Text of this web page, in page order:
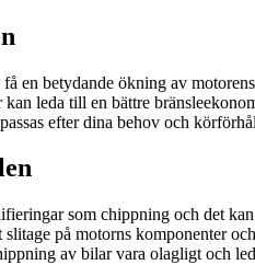
en betydande ökning av
leda till en bättre
efter dina behov och
som chippning och det
på motorns komponenter
av bilar vara olagligt och